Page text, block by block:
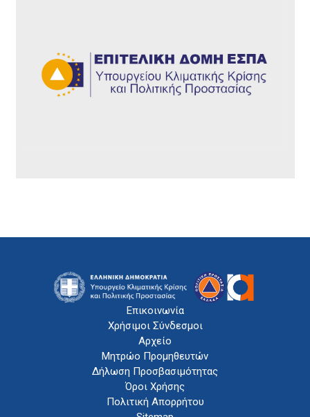
Επικοινωνία
Χρήσιμοι Σύνδεσμοι
Αρχείο
Μητρώο Προμηθευτών
Δήλωση Προσβασιμότητας
Όροι Χρήσης
Πολιτική Απορρήτου